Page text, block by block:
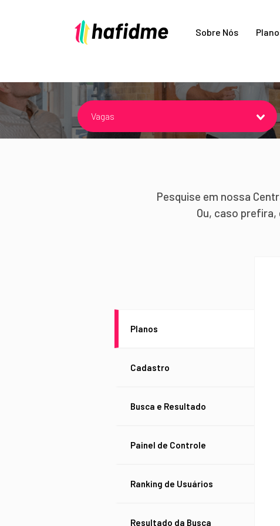
Sobre Nós
Vagas
Pesquise em nossa
Ou, caso
Planos
Cadastro
Busca e Resultado
Painel de Controle
Ranking de Usuários
Resultado da Busca